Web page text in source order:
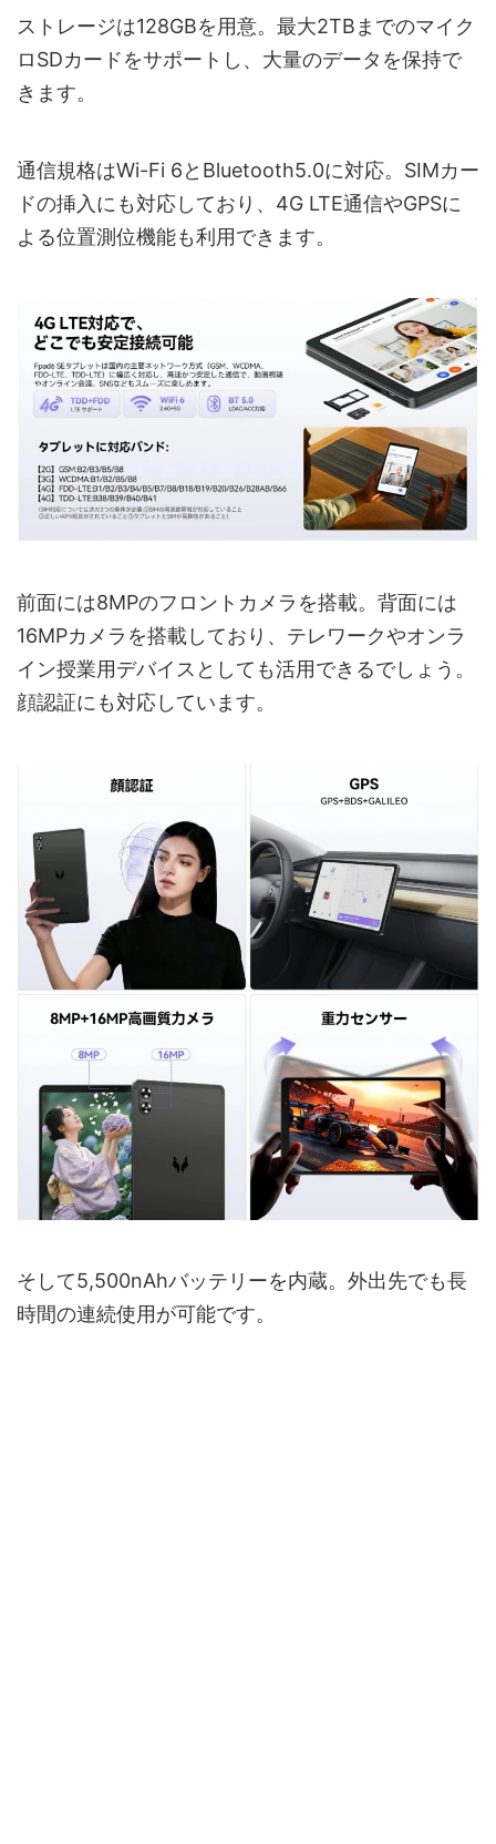
ストレージは128GBを用意。最大2TBまでのマイク
ロSDカードをサポートし、大量のデータを保持で
きます。
通信規格はWi-Fi 6とBluetooth5.0に対応。SIMカー
ドの挿入にも対応しており、4G LTE通信やGPSに
よる位置測位機能も利用できます。
前面には8MPのフロントカメラを搭載。背面には
16MPカメラを搭載しており、テレワークやオンラ
イン授業用デバイスとしても活用できるでしょう。
顔認証にも対応しています。
そして5,500nAhバッテリーを内蔵。外出先でも長
時間の連続使用が可能です。